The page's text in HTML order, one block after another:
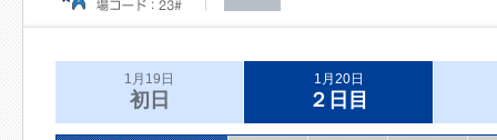
1月19日
初日
1月20日
２日目